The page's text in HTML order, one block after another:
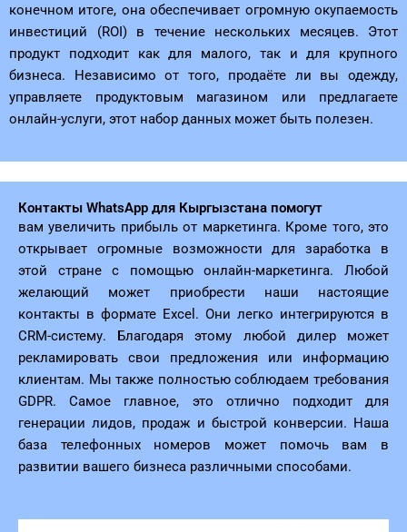
конечном итоге, она обеспечивает огромную окупаемость
инвестиций (ROI) в течение нескольких месяцев. Этот
продукт подходит как для малого, так и для крупного
бизнеса. Независимо от того, продаёте ли вы одежду,
управляете продуктовым магазином или предлагаете
онлайн-услуги, этот набор данных может быть полезен.
Контакты WhatsApp для Кыргызстана помогут
вам увеличить прибыль от маркетинга. Кроме того, это
открывает огромные возможности для заработка в
этой стране с помощью онлайн-маркетинга. Любой
желающий может приобрести наши настоящие
контакты в формате Excel. Они легко интегрируются в
CRM-систему. Благодаря этому любой дилер может
рекламировать свои предложения или информацию
клиентам. Мы также полностью соблюдаем требования
GDPR. Самое главное, это отлично подходит для
генерации лидов, продаж и быстрой конверсии. Наша
база телефонных номеров может помочь вам в
развитии вашего бизнеса различными способами.